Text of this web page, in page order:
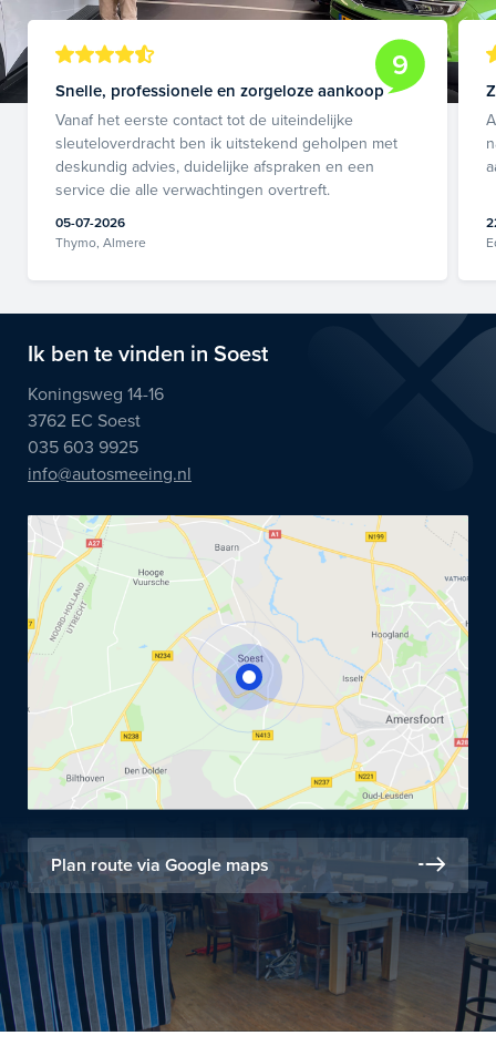
9
Snelle, professionele en zorgeloze aankoop
Vanaf het eerste contact tot de uiteindelijke
sleuteloverdracht ben ik uitstekend geholpen met
deskundig advies, duidelijke afspraken en een
service die alle verwachtingen overtreft.
05-07-2026
Thymo, Almere
Ik ben te vinden in Soest
Koningsweg 14-16
3762 EC Soest
035 603 9925
info@autosmeeing.nl
Plan route via Google maps